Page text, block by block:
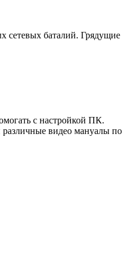
сетевых баталий. Грядущие
с настройкой ПК.
видео мануалы по